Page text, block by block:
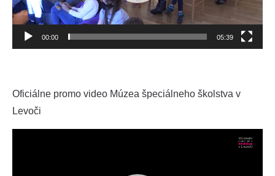
00:00 05:39
Oficiálne promo video Múzea špeciálneho školstva v
Levoči